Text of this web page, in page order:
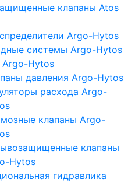
клапаны Atos
Argo-Hytos
системы Argo-Hytos
Argo-Hytos
давления Argo-Hytos
расхода Argo-
клапаны Argo-
клапаны
Hytos
гидравлика